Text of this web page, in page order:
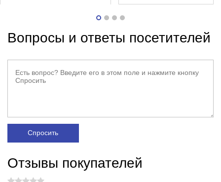
Вопросы и ответы посетителей
Спросить
Отзывы покупателей